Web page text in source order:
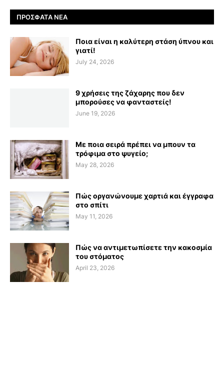
ΠΡΌΣΦΑΤΑ ΝΈΑ
Ποια είναι η καλύτερη στάση ύπνου και
γιατί!
July 24, 2026
9 χρήσεις της ζάχαρης που δεν
μπορούσες να φανταστείς!
June 19, 2026
Με ποια σειρά πρέπει να μπουν τα
τρόφιμα στο ψυγείο;
May 28, 2026
Πώς οργανώνουμε χαρτιά και έγγραφα
στο σπίτι
May 11, 2026
Πώς να αντιμετωπίσετε την κακοσμία
του στόματος
April 23, 2026